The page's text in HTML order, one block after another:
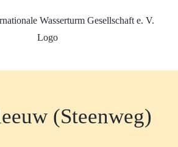
(Steenweg)